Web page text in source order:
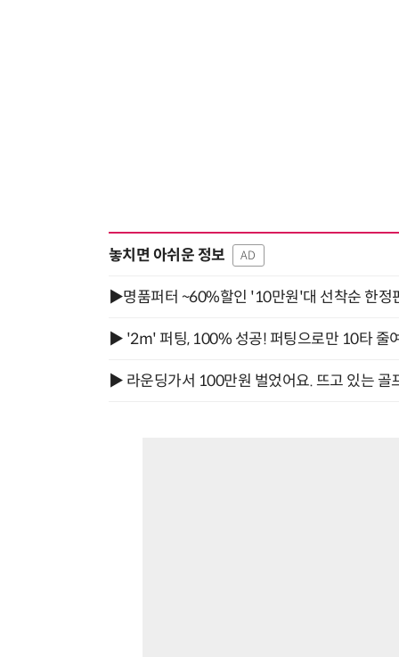
놓치면 아쉬운 정보 AD
▶명품퍼터 ~60%할인 '10만원'대 선착순 한정
▶ '2m' 퍼팅, 100% 성공! 퍼팅으로만 10타 줄
▶ 라운딩가서 100만원 벌었어요. 뜨고 있는 골